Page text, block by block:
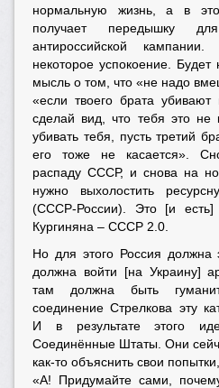
нормальную жизнь, а в
получает передышку
антироссийской
некоторое успокоение. Будет
мысль о том, что «не надо
«если твоего брата
сделай вид, что тебя это не
убивать тебя, пусть третий
его тоже не касается».
распаду СССР, и снова на
нужно выхолостить
(СССР-России). Это [и есть]
Кургиняна – СССР 2.0.
Но для этого Россия должна
должна войти [на Украину]
там должна быть
соединение Стрелкова эту
И в результате этого
Соединённые Штаты. Они
как-то объяснить свои
«А! Придумайте сами,